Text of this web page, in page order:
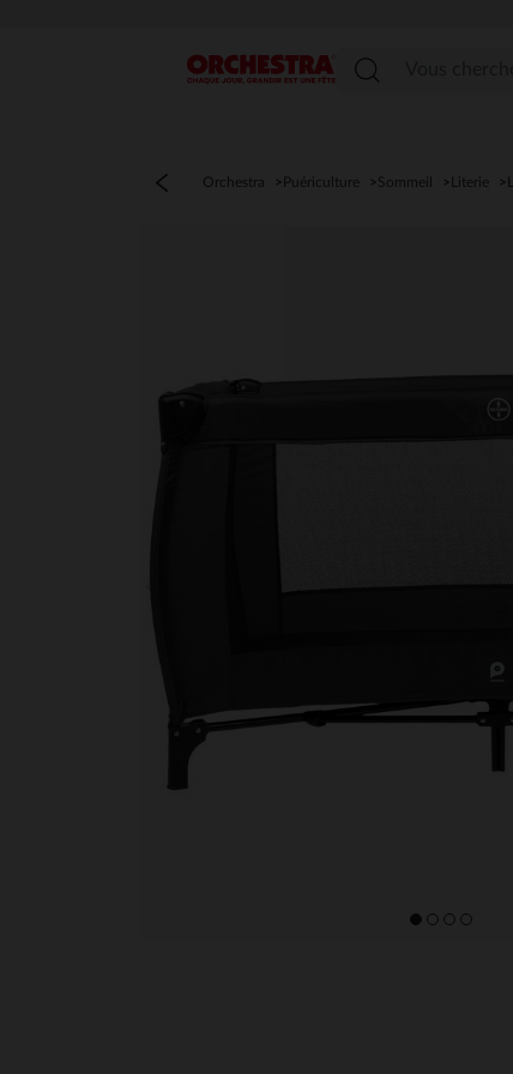
Menu
Orchestra Puériculture Sommeil Literie